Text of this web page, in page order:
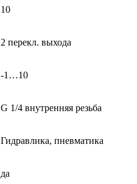
10
2 перекл. выхода
-1…10
G 1/4 внутренняя резьба
Гидравлика, пневматика
да